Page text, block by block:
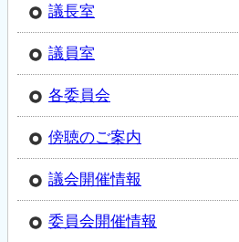
議長室
議員室
各委員会
傍聴のご案内
議会開催情報
委員会開催情報